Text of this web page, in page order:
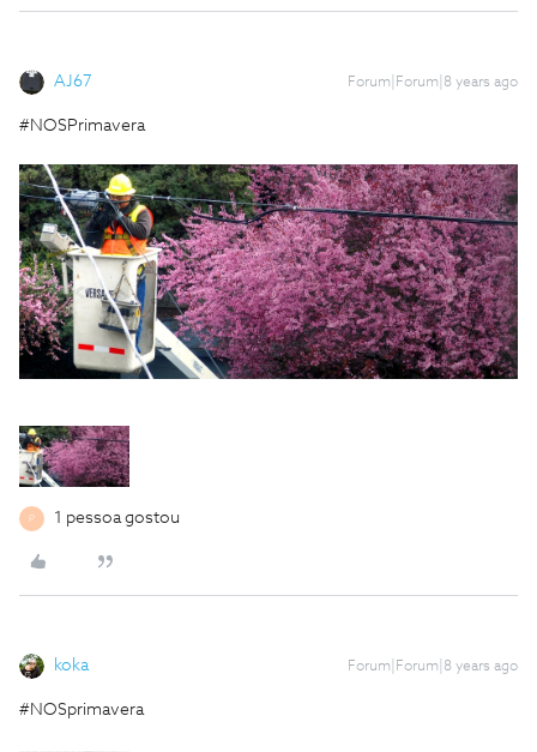
AJ67 Forum|Forum|8 years ago
#NOSPrimavera
P 1 pessoa gostou
koka Forum|Forum|8 years ago
#NOSprimavera